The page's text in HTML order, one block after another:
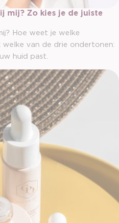
mij? Zo kies je de juiste
Hoe weet je welke
van de drie ondertonen:
huid past.